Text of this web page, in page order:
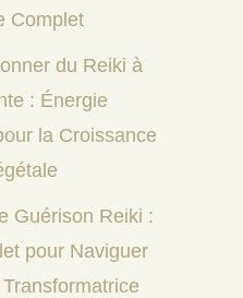
Complet
du Reiki à
: Énergie
la Croissance
Guérison Reiki :
pour Naviguer